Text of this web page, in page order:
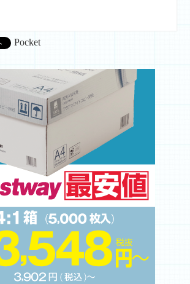
Pocket